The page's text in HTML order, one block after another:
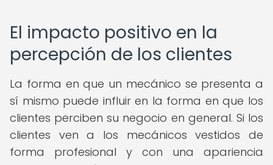
El impacto positivo en la
percepción de los clientes
La forma en que un mecánico se presenta a
sí mismo puede influir en la forma en que los
clientes perciben su negocio en general. Si los
clientes ven a los mecánicos vestidos de
forma profesional y con una apariencia